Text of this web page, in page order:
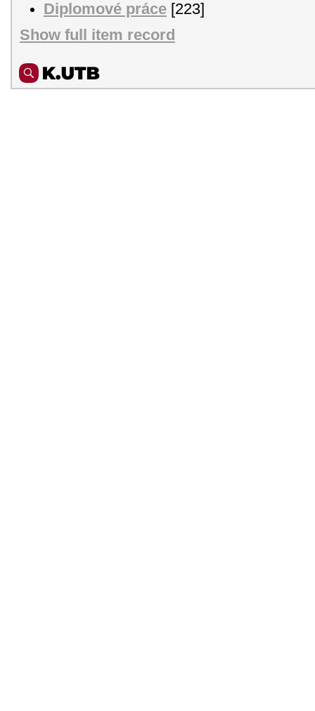
Diplomové práce [223]
Show full item record